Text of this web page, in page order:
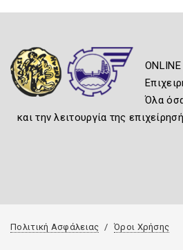
Όλα
και την λειτουργία της
Πολιτική Ασφάλειας Όροι Χρήσης